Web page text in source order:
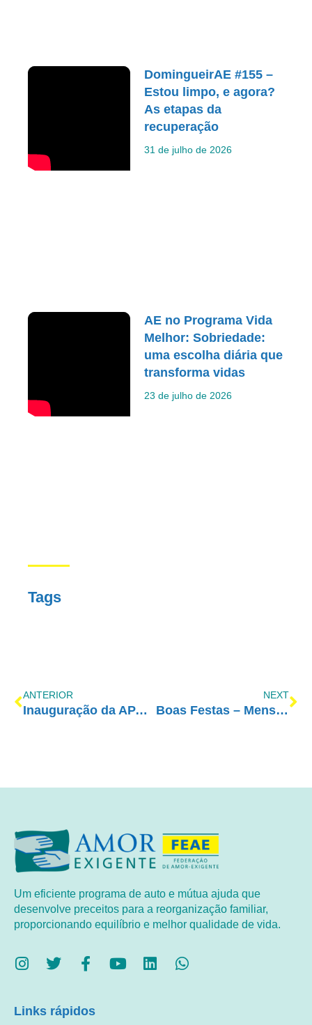
DomingueirAE #155 –
Estou limpo, e agora?
As etapas da
recuperação
31 de julho de 2026
AE no Programa Vida
Melhor: Sobriedade:
uma escolha diária que
transforma vidas
23 de julho de 2026
Tags
ANTERIOR
Inauguração da APAC – RS
NEXT
Boas Festas – Mensagem do Presidente
Um eficiente programa de auto e mútua ajuda que
desenvolve preceitos para a reorganização familiar,
proporcionando equilíbrio e melhor qualidade de vida.
Links rápidos